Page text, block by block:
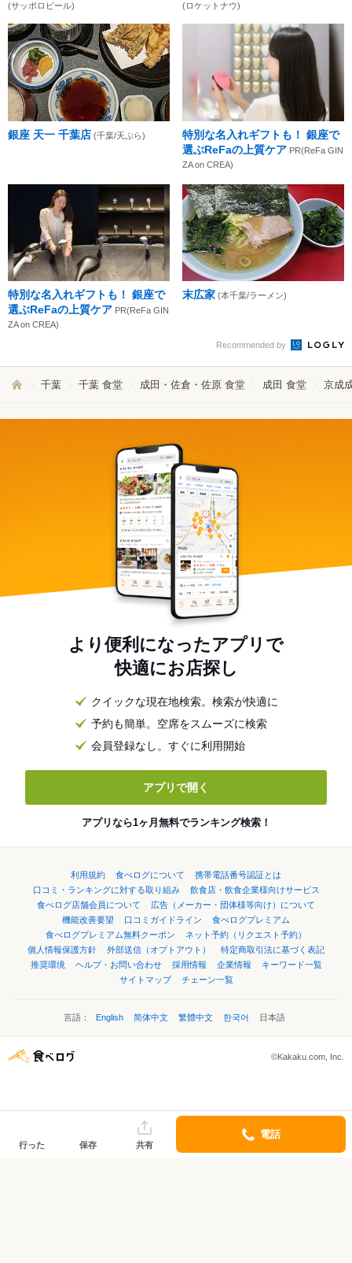
(サッポロビール) (ロケットナウ)
銀座 天一 千葉店 (千葉/天ぷら)
特別な名入れギフトも！ 銀座で
選ぶReFaの上質ケア PR(ReFa GIN
ZA on CREA)
特別な名入れギフトも！ 銀座で
選ぶReFaの上質ケア PR(ReFa GIN
ZA on CREA)
末広家 (本千葉/ラーメン)
Recommended by
千葉 千葉 食堂 成田・佐倉・佐原 食堂 成田 食堂 京成
より便利になったアプリで
快適にお店探し
クイックな現在地検索。検索が快適に
予約も簡単。空席をスムーズに検索
会員登録なし。すぐに利用開始
アプリで開く
アプリなら1ヶ月無料でランキング検索！
利用規約 食べログについて
携帯電話番号認証とは
口コミ・ランキングに対する取り組み
飲食店・飲食企業様向けサービス
食べログ店舗会員について
広告（メーカー・団体様等向け）について
機能改善要望
口コミガイドライン
食べログプレミアム
食べログプレミアム無料クーポン
ネット予約（リクエスト予約）
個人情報保護方針
外部送信（オプトアウト）
特定商取引法に基づく表記
推奨環境
ヘルプ・お問い合わせ 採用情報 企業情報
キーワード一覧
サイトマップ
チェーン一覧
言語： English 简体中文 繁體中文 한국어 日本語
©Kakaku.com, Inc.
行った 保存 共有
電話